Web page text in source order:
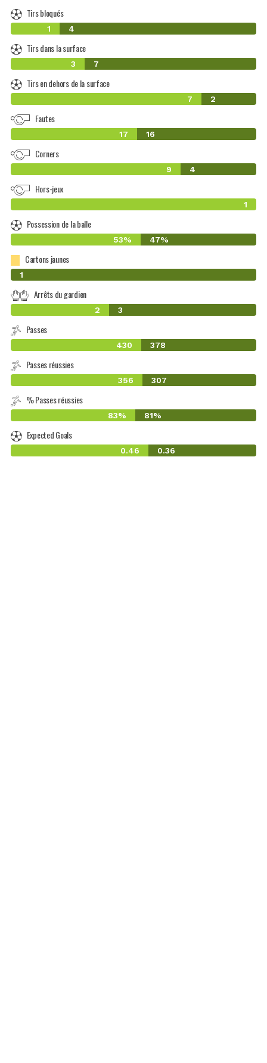
Tirs bloqués
1 4
Tirs dans la surface
3 7
Tirs en dehors de la surface
7 2
Fautes
17 16
Corners
9 4
Hors-jeux
1
Possession de la balle
53% 47%
Cartons jaunes
0
1
Arrêts du gardien
2 3
Passes
430 378
Passes réussies
356 307
% Passes réussies
83% 81%
Expected Goals
0.46 0.36